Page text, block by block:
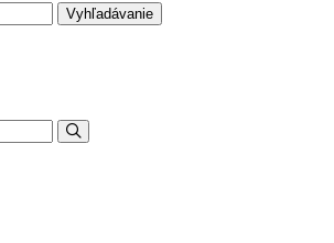
Vyhľadávanie